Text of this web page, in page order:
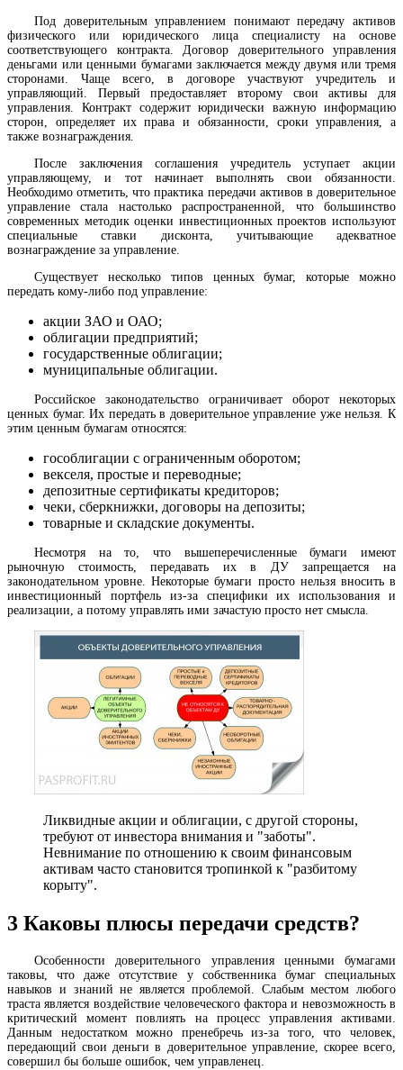
Под доверительным управлением понимают передачу активов
физического или юридического лица специалисту на основе
соответствующего контракта. Договор доверительного управления
деньгами или ценными бумагами заключается между двумя или тремя
сторонами. Чаще всего, в договоре участвуют учредитель и
управляющий. Первый предоставляет второму свои активы для
управления. Контракт содержит юридически важную информацию
сторон, определяет их права и обязанности, сроки управления, а
также вознаграждения.
После заключения соглашения учредитель уступает акции
управляющему, и тот начинает выполнять свои обязанности.
Необходимо отметить, что практика передачи активов в доверительное
управление стала настолько распространенной, что большинство
современных методик оценки инвестиционных проектов используют
специальные ставки дисконта, учитывающие адекватное
вознаграждение за управление.
Существует несколько типов ценных бумаг, которые можно
передать кому-либо под управление:
акции ЗАО и ОАО;
облигации предприятий;
государственные облигации;
муниципальные облигации.
Российское законодательство ограничивает оборот некоторых
ценных бумаг. Их передать в доверительное управление уже нельзя. К
этим ценным бумагам относятся:
гособлигации с ограниченным оборотом;
векселя, простые и переводные;
депозитные сертификаты кредиторов;
чеки, сберкнижки, договоры на депозиты;
товарные и складские документы.
Несмотря на то, что вышеперечисленные бумаги имеют
рыночную стоимость, передавать их в ДУ запрещается на
законодательном уровне. Некоторые бумаги просто нельзя вносить в
инвестиционный портфель из-за специфики их использования и
реализации, а потому управлять ими зачастую просто нет смысла.
Ликвидные акции и облигации, с другой стороны,
требуют от инвестора внимания и "заботы".
Невнимание по отношению к своим финансовым
активам часто становится тропинкой к "разбитому
корыту".
3 Каковы плюсы передачи средств?
Особенности доверительного управления ценными бумагами
таковы, что даже отсутствие у собственника бумаг специальных
навыков и знаний не является проблемой. Слабым местом любого
траста является воздействие человеческого фактора и невозможность в
критический момент повлиять на процесс управления активами.
Данным недостатком можно пренебречь из-за того, что человек,
передающий свои деньги в доверительное управление, скорее всего,
совершил бы больше ошибок, чем управленец.